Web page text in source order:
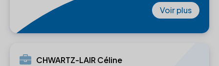
Voir plus
CHWARTZ-LAIR Céline